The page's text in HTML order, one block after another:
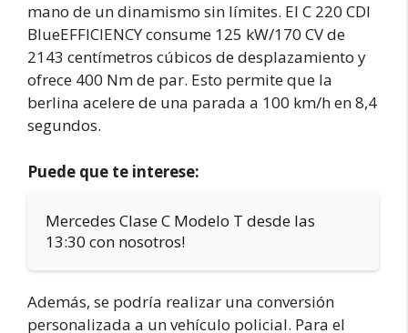
mano de un dinamismo sin límites. El C 220 CDI
BlueEFFICIENCY consume 125 kW/170 CV de
2143 centímetros cúbicos de desplazamiento y
ofrece 400 Nm de par. Esto permite que la
berlina acelere de una parada a 100 km/h en 8,4
segundos.
Puede que te interese:
Mercedes Clase C Modelo T desde las
13:30 con nosotros!
Además, se podría realizar una conversión
personalizada a un vehículo policial. Para el